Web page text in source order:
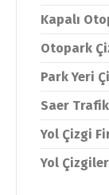
Kapalı
Otopark
Park Yeri
Saer
Yol Çizgi
Yol